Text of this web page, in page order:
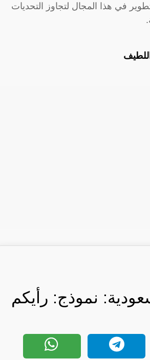
في هذا المجال لتجاوز التحديات
نموذج: رأيكم